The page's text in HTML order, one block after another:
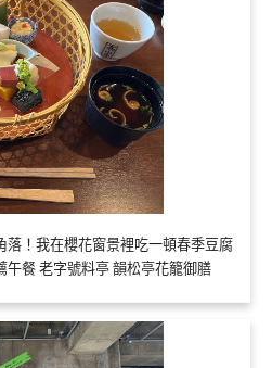
落！我在櫻花窗景裡吃一頓春季豆腐
餐 老字號料亭 韻松亭花籠御膳